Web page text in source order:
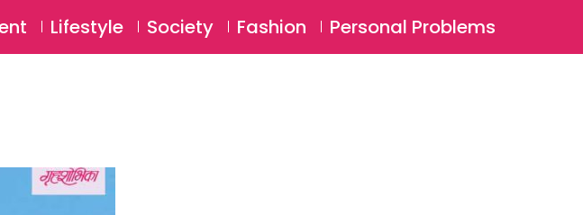
SUBSCRIBE Login ⚲
Lifestyle Society Fashion Personal Problems